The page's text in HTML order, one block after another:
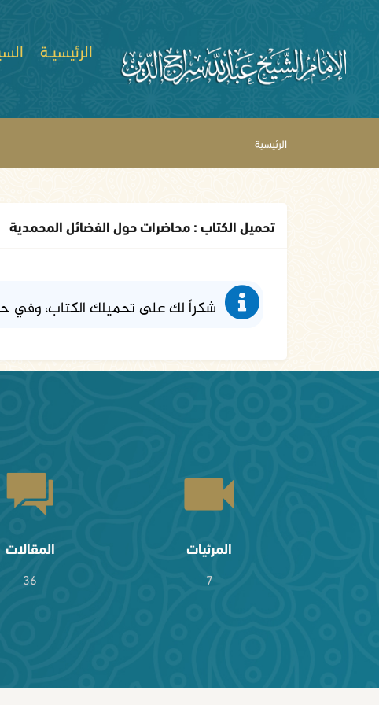
الرئيسيــة
الرئيسية
تحميل الكتاب : محاضرات حول الفضائل المحمدية
شكراً لك على تحميلك الكتاب، وفي
المرئيات
7
المقالات
36